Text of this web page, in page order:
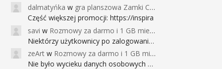
dalmatyńka w gra planszowa Zamki Caladale za 39zł
Część większej promocji: https://inspira
savi w Rozmowy za darmo i 1 GB miesięcznie
Niektórzy użytkownicy po zalogowaniu do
zeArt w Rozmowy za darmo i 1 GB miesięcznie
Nie było wycieku danych osobowych a nieo